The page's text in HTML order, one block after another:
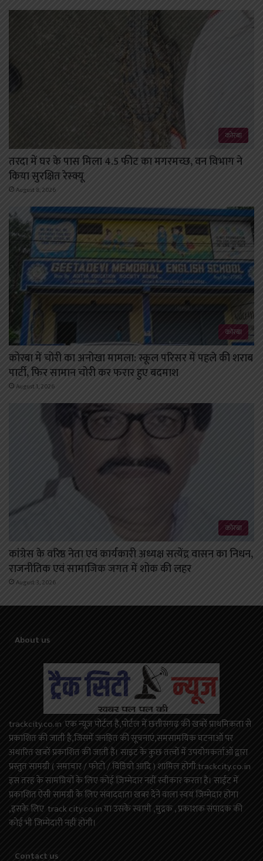
कोरबा
तरदा में घर के पास मिला 4.5 फीट का मगरमच्छ, वन विभाग ने
किया सुरक्षित रेस्क्यू
August 8, 2026
कोरबा
कोरबा में चोरी का अनोखा मामला: स्कूल परिसर में पहले की शराब
पार्टी, फिर सामान चोरी कर फरार हुए बदमाश
August 1, 2026
कोरबा
कांग्रेस के वरिष्ठ नेता एवं कार्यकारी अध्यक्ष सत्येंद्र वासन का निधन,
राजनीतिक एवं सामाजिक जगत में शोक की लहर
August 3, 2026
About us
trackcity.co.in एक न्यूज़ पोर्टल है,पोर्टल में छत्तीसगढ़ की खबरें प्राथमिकता से
प्रकाशित की जाती है,जिसमें जनहित की सूचनाएं,समसामयिक घटनाओं पर
अधारित खबरें प्रकाशित की जाती है। साइट के कुछ तत्वों में उपयोगकर्ताओं द्वारा
प्रस्तुत सामग्री ( समाचार / फोटो / विडियो आदि ) शामिल होगी.trackcity.co.in
इस तरह के सामग्रियों के लिए कोई ज़िम्मेदार नहीं स्वीकार करता है। साईट में
प्रकाशित ऐसी सामग्री के लिए संवाददाता खबर देने वाला स्वयं जिम्मेदार होगा
,इसके लिए track city.co.in या उसके स्वामी ,मुद्रक , प्रकाशक संपादक की
कोई भी जिम्मेदारी नहीं होगी।
Contact us